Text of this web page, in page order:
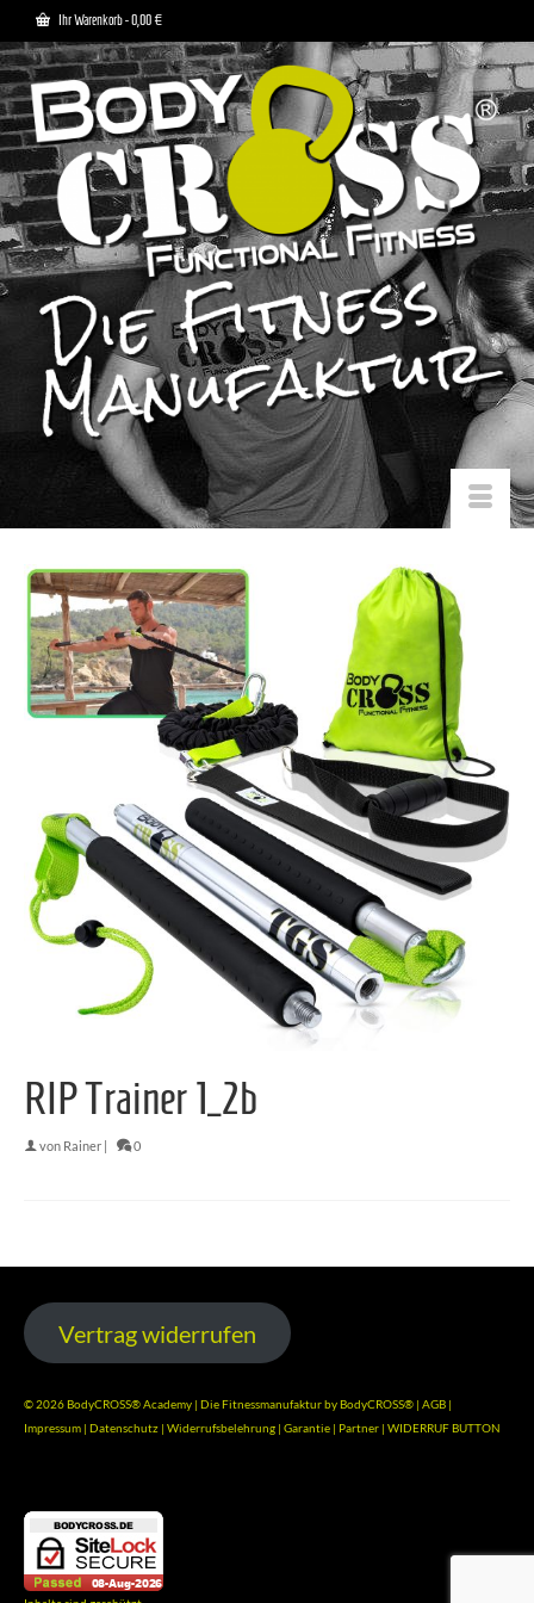
Ihr Warenkorb-0,00 €
RIP Trainer 1_2b
von Rainer | 0
Vertrag widerrufen
© 2026 BodyCROSS® Academy | Die Fitnessmanufaktur by BodyCROSS® | AGB |
Impressum | Datenschutz | Widerrufsbelehrung | Garantie | Partner | WIDERRUF BUTTON